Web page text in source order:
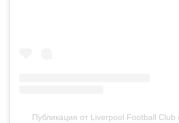
Публикация от Liverpool Football Club